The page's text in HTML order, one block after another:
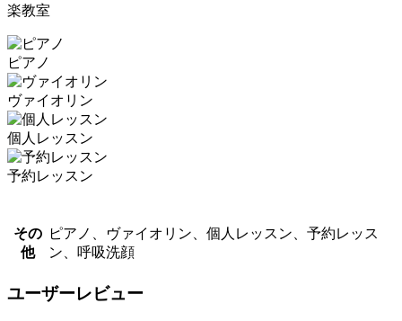
楽教室
ピアノ
ヴァイオリン
個人レッスン
予約レッスン
その
他
ピアノ、ヴァイオリン、個人レッスン、予約レッス
ン、呼吸洗顔
ユーザーレビュー